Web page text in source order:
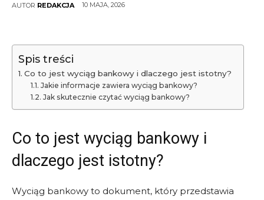
AUTOR REDAKCJA 10 MAJA, 2026
Spis treści
Co to jest wyciąg bankowy i dlaczego jest istotny?
Jakie informacje zawiera wyciąg bankowy?
Jak skutecznie czytać wyciąg bankowy?
Co to jest wyciąg bankowy i
dlaczego jest istotny?
Wyciąg bankowy to dokument, który przedstawia